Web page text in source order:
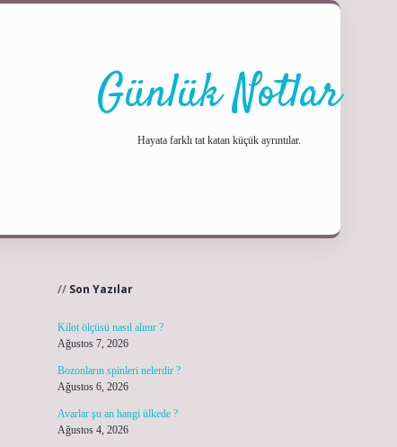
Günlük Notlar
Hayata farklı tat katan küçük ayrıntılar.
Son Yazılar
Kilot ölçüsü nasıl alınır ?
Ağustos 7, 2026
Bozonların spinleri nelerdir ?
Ağustos 6, 2026
Avarlar şu an hangi ülkede ?
Ağustos 4, 2026